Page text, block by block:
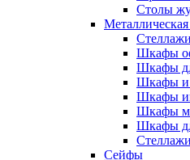
Столы
Стеллажи
Шкафы
Шкафы
Шкафы и
Шкафы
Шкафы
Шкафы
Сейфы